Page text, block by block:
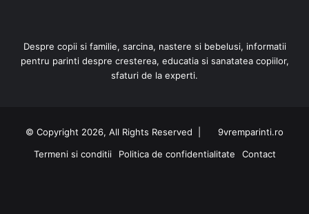
Despre copii si familie, sarcina, nastere si bebelusi, informatii
pentru parinti despre cresterea, educatia si sanatatea copiilor,
sfaturi de la experti.
© Copyright 2026, All Rights Reserved |
9vremparinti.ro
Termeni si conditii
Politica de confidentialitate Contact